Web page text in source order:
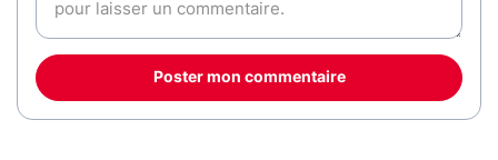
Poster mon commentaire